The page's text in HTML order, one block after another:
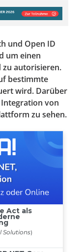
und Open ID
um einen
autorisieren.
bestimmte
wird. Darüber
von
zu sehen.